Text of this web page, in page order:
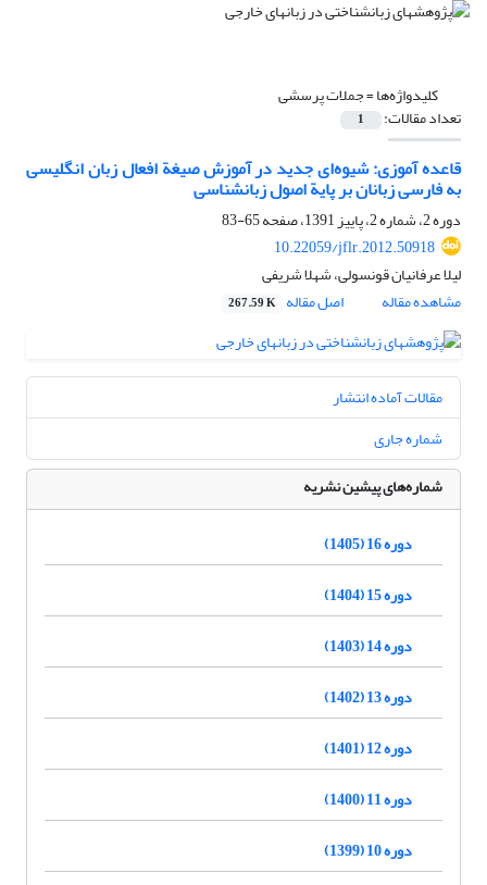
کلیدواژه‌ها =جملات پرسشی
تعداد مقالات: 1
قاعده آموزی: شیوه‌ای جدید در آموزش صیغة افعال زبان انگلیسی
به فارسی زبانان بر پایة اصول زبانشناسی
دوره 2، شماره 2، پاییز 1391، صفحه
65-83
10.22059/jflr.2012.50918
لیلا عرفانیان قونسولی، شهلا شریفی
مشاهده مقاله
اصل مقاله 267.59 K
مقالات آماده انتشار
شماره جاری
شماره‌های پیشین نشریه
دوره 16 (1405)
دوره 15 (1404)
دوره 14 (1403)
دوره 13 (1402)
دوره 12 (1401)
دوره 11 (1400)
دوره 10 (1399)